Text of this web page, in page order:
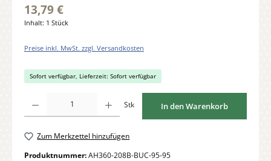
13,79 €
Inhalt: 1 Stück
Preise inkl. MwSt. zzgl. Versandkosten
Sofort verfügbar, Lieferzeit: Sofort verfügbar
Stk In den Warenkorb
Zum Merkzettel hinzufügen
Produktnummer:AH360-208B-BUC-95-95